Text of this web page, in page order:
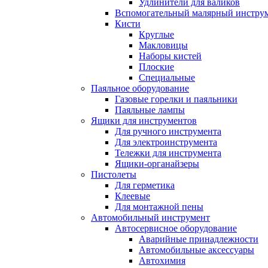
Удлинители для валиков
Вспомогательный малярный
Кисти
Круглые
Макловицы
Наборы кистей
Плоские
Специальные
Паяльное оборудование
Газовые горелки и паяльники
Паяльные лампы
Ящики для инструментов
Для ручного инструмента
Для электроинструмента
Тележки для инструмента
Ящики-органайзеры
Пистолеты
Для герметика
Клеевые
Для монтажной пены
Автомобильный инструмент
Автосервисное оборудование
Аварийные принадлежности
Автомобильные аксессуары
Автохимия